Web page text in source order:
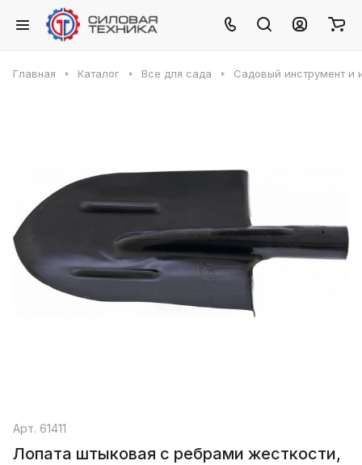
Главная Каталог Все для сада Садовый инструмент и
Арт. 61411
Лопата штыковая с ребрами жесткости,